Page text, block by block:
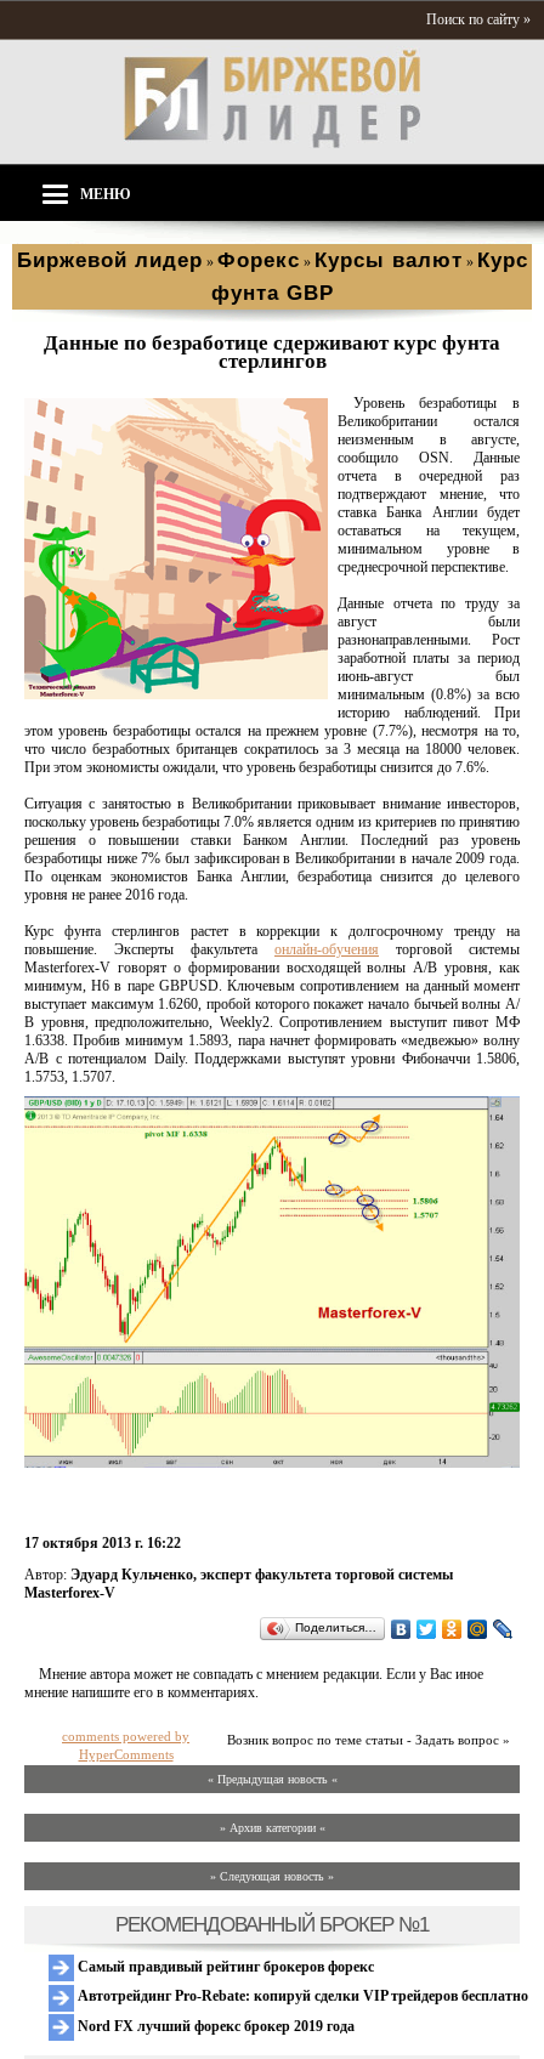
Поиск по сайту »
МЕНЮ
Биржевой лидер » Форекс » Курсы валют » Курс
фунта GBP
Данные по безработице сдерживают курс фунта
стерлингов
Уровень безработицы в
Великобритании остался
неизменным в августе,
сообщило OSN. Данные
отчета в очередной раз
подтверждают мнение, что
ставка Банка Англии будет
оставаться на текущем,
минимальном уровне в
среднесрочной перспективе.
Данные отчета по труду за
август были
разнонаправленными. Рост
заработной платы за период
июнь-август был
минимальным (0.8%) за всю
историю наблюдений. При
этом уровень безработицы остался на прежнем уровне (7.7%), несмотря на то,
что число безработных британцев сократилось за 3 месяца на 18000 человек.
При этом экономисты ожидали, что уровень безработицы снизится до 7.6%.
Ситуация с занятостью в Великобритании приковывает внимание инвесторов,
поскольку уровень безработицы 7.0% является одним из критериев по принятию
решения о повышении ставки Банком Англии. Последний раз уровень
безработицы ниже 7% был зафиксирован в Великобритании в начале 2009 года.
По оценкам экономистов Банка Англии, безработица снизится до целевого
уровня не ранее 2016 года.
Курс фунта стерлингов растет в коррекции к долгосрочному тренду на
повышение. Эксперты факультета онлайн-обучения торговой системы
Masterforex-V говорят о формировании восходящей волны А/В уровня, как
минимум, Н6 в паре GBPUSD. Ключевым сопротивлением на данный момент
выступает максимум 1.6260, пробой которого покажет начало бычьей волны А/
В уровня, предположительно, Weekly2. Cопротивлением выступит пивот МФ
1.6338. Пробив минимум 1.5893, пара начнет формировать «медвежью» волну
А/В с потенциалом Daily. Поддержками выступят уровни Фибоначчи 1.5806,
1.5753, 1.5707.
17 октября 2013 г. 16:22
Автор: Эдуард Кульченко, эксперт факультета торговой системы
Masterforex-V
Поделиться…
Мнение автора может не совпадать с мнением редакции. Если у Вас иное
мнение напишите его в комментариях.
Возник вопрос по теме статьи - Задать вопрос »
comments powered by
HyperComments
« Предыдущая новость «
» Архив категории «
» Следующая новость »
РЕКОМЕНДОВАННЫЙ БРОКЕР №1
Самый правдивый рейтинг брокеров форекс
Автотрейдинг Pro-Rebate: копируй сделки VIP трейдеров бесплатно
Nord FX лучший форекс брокер 2019 года